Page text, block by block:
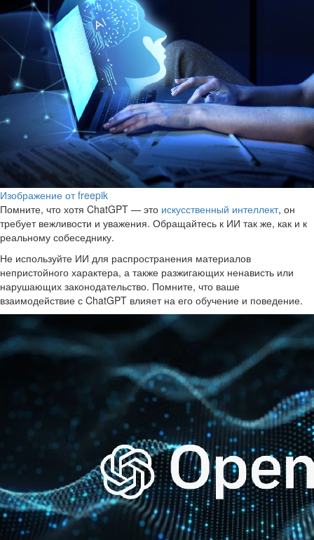
Изображение от freepik
Помните, что хотя ChatGPT — это искусственный интеллект, он
требует вежливости и уважения. Обращайтесь к ИИ так же, как и к
реальному собеседнику.
Не используйте ИИ для распространения материалов
непристойного характера, а также разжигающих ненависть или
нарушающих законодательство. Помните, что ваше
взаимодействие с ChatGPT влияет на его обучение и поведение.